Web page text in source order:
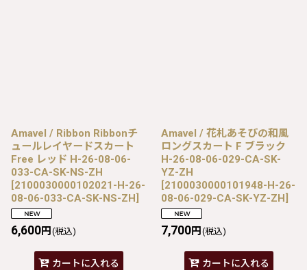
Amavel / Ribbon Ribbonチ
ュールレイヤードスカート
Free レッド H-26-08-06-
033-CA-SK-NS-ZH
[2100030000102021-H-26-
08-06-033-CA-SK-NS-ZH]
6,600円 (税込)
カートに入れる
Amavel / 花札あそびの和風
ロングスカート F ブラック
H-26-08-06-029-CA-SK-
YZ-ZH
[2100030000101948-H-26-
08-06-029-CA-SK-YZ-ZH]
7,700円 (税込)
カートに入れる